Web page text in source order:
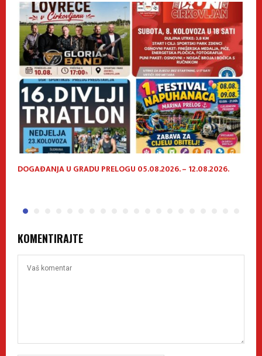
DOGAĐANJA U GRADU PRELOGU 05.08.2026. – 12.08.2026.
KOMENTIRAJTE